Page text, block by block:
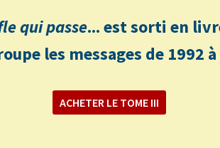
qui passe... est sorti en
les messages de 1992
ACHETER LE TOME III